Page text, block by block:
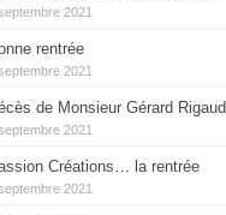
2021
rentrée
2021
de Monsieur Gérard Rigaud
2021
Créations… la rentrée
2021